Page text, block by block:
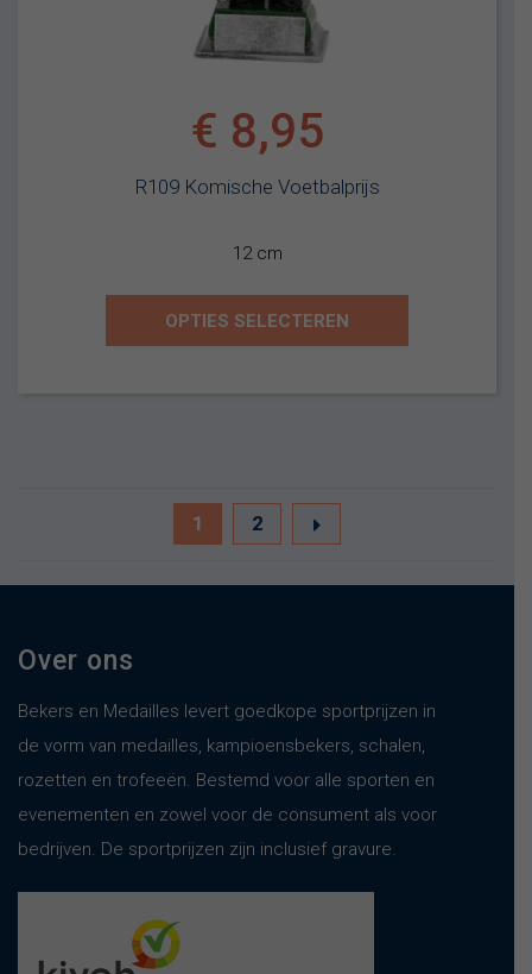
R109 Komische Voetbalprijs
€ 8,95
12 cm
OPTIES SELECTEREN
1 2
Over ons
Bekers en Medailles levert goedkope sportprijzen in
de vorm van medailles, kampioensbekers, schalen,
rozetten en trofeeën. Bestemd voor alle sporten en
evenementen en zowel voor de consument als voor
bedrijven. De sportprijzen zijn inclusief gravure.